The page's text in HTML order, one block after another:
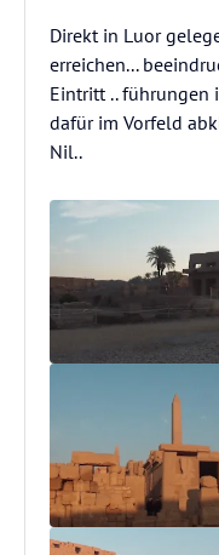
Direkt in Luor
erreichen...
Eintritt .. führungen
dafür im Vorfeld
Nil..